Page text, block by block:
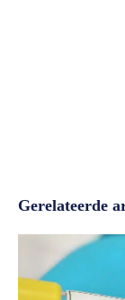
Gerelateerde